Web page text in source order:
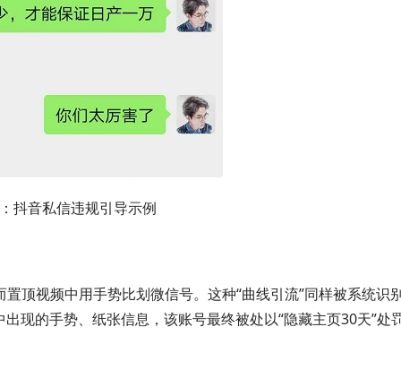
抖音私信违规引导示例
顶视频中用手势比划微信号。这种“曲线引流”同样被系统识
现的手势、纸张信息，该账号最终被处以“隐藏主页30天”处罚